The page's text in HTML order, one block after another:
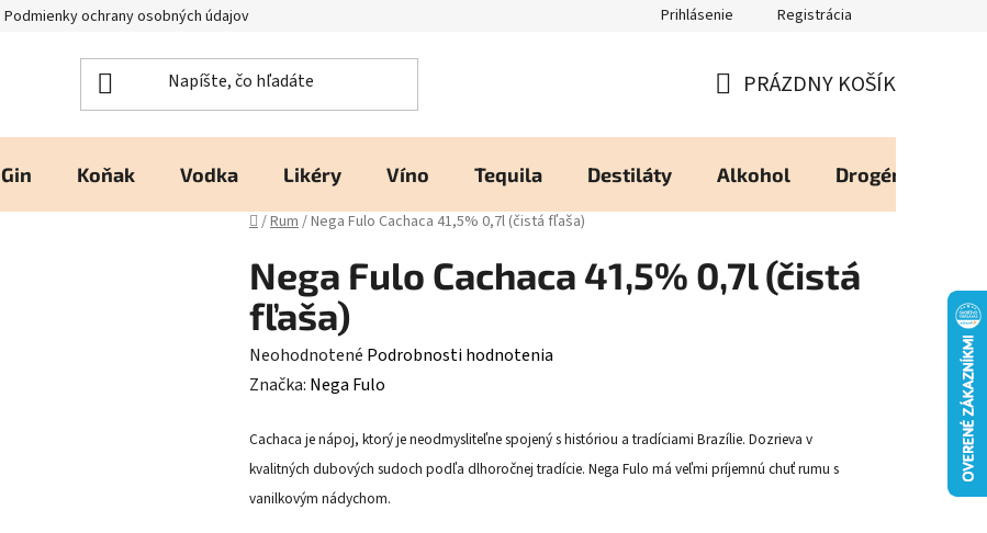
Podmienky ochrany osobných údajov Heureka - Overené Zákazníkmi Zásady používania Cookies
Prihlásenie Registrácia
KOŠÍK
PRÁZDNY KOŠÍK
Gin Koňak Vodka Likéry Víno Tequila Destiláty Alkohol Drogéria
Domov
/Rum/Nega Fulo Cachaca 41,5% 0,7l (čistá fľaša)
Nega Fulo Cachaca 41,5% 0,7l (čistá
fľaša)
Priemerné
hodnotenie
je
0,0
z
Neohodnotené Podrobnosti hodnotenia
Značka: Nega Fulo
Cachaca je nápoj, ktorý je neodmysliteľne spojený s históriou a tradíciami Brazílie. Dozrieva v
kvalitných dubových sudoch podľa dlhoročnej tradície. Nega Fulo má veľmi príjemnú chuť rumu s
vanilkovým nádychom.